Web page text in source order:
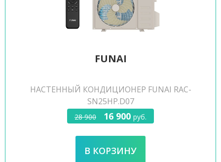
FUNAI
НАСТЕННЫЙ КОНДИЦИОНЕР FUNAI RAC-
SN25HP.D07
28 900 16 900 руб.